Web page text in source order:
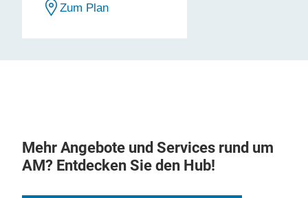
Zum Plan
Mehr Angebote und Services rund um
AM? Entdecken Sie den Hub!